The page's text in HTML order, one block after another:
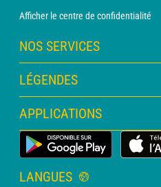
Afficher le centre de confidentialité
NOS SERVICES
Abonnement METEO Xpert
Abonnement METEO PRO
Consultation avec un prévisionniste
Bulletin PRO
LÉGENDES
Légende des cartes
Légende des pictogrammes
Glossaire
APPLICATIONS
Application Météo Terrestre
LANGUES